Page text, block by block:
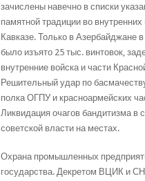
зачислены навечно в списки
памятной традиции во
Кавказе. Только в Азербайджане
было изъято 25 тыс. винтовок,
внутренние войска и части
Решительный удар по
полка ОГПУ и красноармейских
Ликвидация очагов бандитизма в
советской власти на местах.
Охрана промышленных
государства. Декретом ВЦИК и